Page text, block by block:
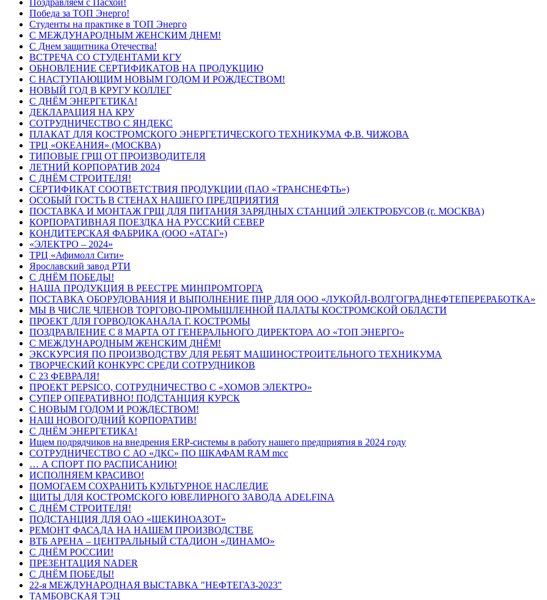
Победа за ТОП Энерго!
Студенты на практике в ТОП Энерго
С МЕЖДУНАРОДНЫМ ЖЕНСКИМ ДНЕМ!
С Днем защитника Отечества!
ВСТРЕЧА СО СТУДЕНТАМИ КГУ
ОБНОВЛЕНИЕ СЕРТИФИКАТОВ НА ПРОДУКЦИЮ
С НАСТУПАЮЩИМ НОВЫМ ГОДОМ И РОЖДЕСТВОМ!
НОВЫЙ ГОД В КРУГУ КОЛЛЕГ
С ДНЁМ ЭНЕРГЕТИКА!
ДЕКЛАРАЦИЯ НА КРУ
СОТРУДНИЧЕСТВО С ЯНДЕКС
ПЛАКАТ ДЛЯ КОСТРОМСКОГО ЭНЕРГЕТИЧЕСКОГО ТЕХНИКУМА Ф.В. ЧИЖОВА
ТРЦ «ОКЕАНИЯ» (МОСКВА)
ТИПОВЫЕ ГРЩ ОТ ПРОИЗВОДИТЕЛЯ
ЛЕТНИЙ КОРПОРАТИВ 2024
С ДНЁМ СТРОИТЕЛЯ!
СЕРТИФИКАТ СООТВЕТСТВИЯ ПРОДУКЦИИ (ПАО «ТРАНСНЕФТЬ»)
ОСОБЫЙ ГОСТЬ В СТЕНАХ НАШЕГО ПРЕДПРИЯТИЯ
ПОСТАВКА И МОНТАЖ ГРЩ ДЛЯ ПИТАНИЯ ЗАРЯДНЫХ СТАНЦИЙ ЭЛЕКТРОБУСОВ (г. МОСКВА)
КОРПОРАТИВНАЯ ПОЕЗДКА НА РУССКИЙ СЕВЕР
КОНДИТЕРСКАЯ ФАБРИКА (ООО «АТАГ»)
«ЭЛЕКТРО – 2024»
ТРЦ «Афимолл Сити»
Ярославский завод РТИ
С ДНЁМ ПОБЕДЫ!
НАША ПРОДУКЦИЯ В РЕЕСТРЕ МИНПРОМТОРГА
ПОСТАВКА ОБОРУДОВАНИЯ И ВЫПОЛНЕНИЕ ПНР ДЛЯ ООО «ЛУКОЙЛ-ВОЛГОГРАДНЕФТЕПЕРЕРАБОТКА»
МЫ В ЧИСЛЕ ЧЛЕНОВ ТОРГОВО-ПРОМЫШЛЕННОЙ ПАЛАТЫ КОСТРОМСКОЙ ОБЛАСТИ
ПРОЕКТ ДЛЯ ГОРВОДОКАНАЛА Г. КОСТРОМЫ
ПОЗДРАВЛЕНИЕ С 8 МАРТА ОТ ГЕНЕРАЛЬНОГО ДИРЕКТОРА АО «ТОП ЭНЕРГО»
С МЕЖДУНАРОДНЫМ ЖЕНСКИМ ДНЁМ!
ЭКСКУРСИЯ ПО ПРОИЗВОДСТВУ ДЛЯ РЕБЯТ МАШИНОСТРОИТЕЛЬНОГО ТЕХНИКУМА
ТВОРЧЕСКИЙ КОНКУРС СРЕДИ СОТРУДНИКОВ
C 23 ФЕВРАЛЯ!
ПРОЕКТ PEPSICO, СОТРУДНИЧЕСТВО С «ХОМОВ ЭЛЕКТРО»
СУПЕР ОПЕРАТИВНО! ПОДСТАНЦИЯ КУРСК
С НОВЫМ ГОДОМ И РОЖДЕСТВОМ!
НАШ НОВОГОДНИЙ КОРПОРАТИВ!
С ДНЁМ ЭНЕРГЕТИКА!
Ищем подрядчиков на внедрения ERP-системы в работу нашего предприятия в 2024 году
СОТРУДНИЧЕСТВО С АО «ДКС» ПО ШКАФАМ RAM mcc
… А СПОРТ ПО РАСПИСАНИЮ!
ИСПОЛНЯЕМ КРАСИВО!
ПОМОГАЕМ СОХРАНИТЬ КУЛЬТУРНОЕ НАСЛЕДИЕ
ЩИТЫ ДЛЯ КОСТРОМСКОГО ЮВЕЛИРНОГО ЗАВОДА ADELFINA
С ДНЁМ СТРОИТЕЛЯ!
ПОДСТАНЦИЯ ДЛЯ ОАО «ЩЕКИНОАЗОТ»
РЕМОНТ ФАСАДА НА НАШЕМ ПРОИЗВОДСТВЕ
ВТБ АРЕНА – ЦЕНТРАЛЬНЫЙ СТАДИОН «ДИНАМО»
С ДНЁМ РОССИИ!
ПРЕЗЕНТАЦИЯ NADER
С ДНЁМ ПОБЕДЫ!
22-я МЕЖДУНАРОДНАЯ ВЫСТАВКА "НЕФТЕГАЗ-2023"
ТАМБОВСКАЯ ТЭЦ